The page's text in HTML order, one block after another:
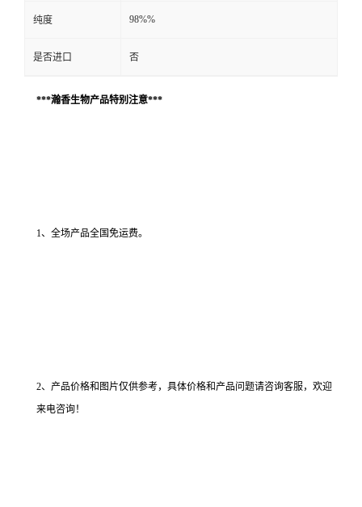
纯度 98%%
是否进口 否
***瀚香生物产品特别注意***
1、全场产品全国免运费。
2、产品价格和图片仅供参考，具体价格和产品问题请咨询客服，欢迎
来电咨询！